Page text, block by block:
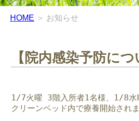
HOME ＞ お知らせ
【院内感染予防につ
1/7火曜 3階入所者1名様、1/8水
クリーンベッド内で療養開始され